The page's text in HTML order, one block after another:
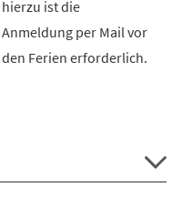
hierzu ist die
Anmeldung per Mail vor
den Ferien erforderlich.